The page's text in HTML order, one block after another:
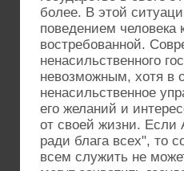
более. В этой
поведением человека
востребованной.
ненасильственного
невозможным, хотя в
ненасильственное
его желаний и
от своей жизни. Если
ради блага всех", то
всем служить не